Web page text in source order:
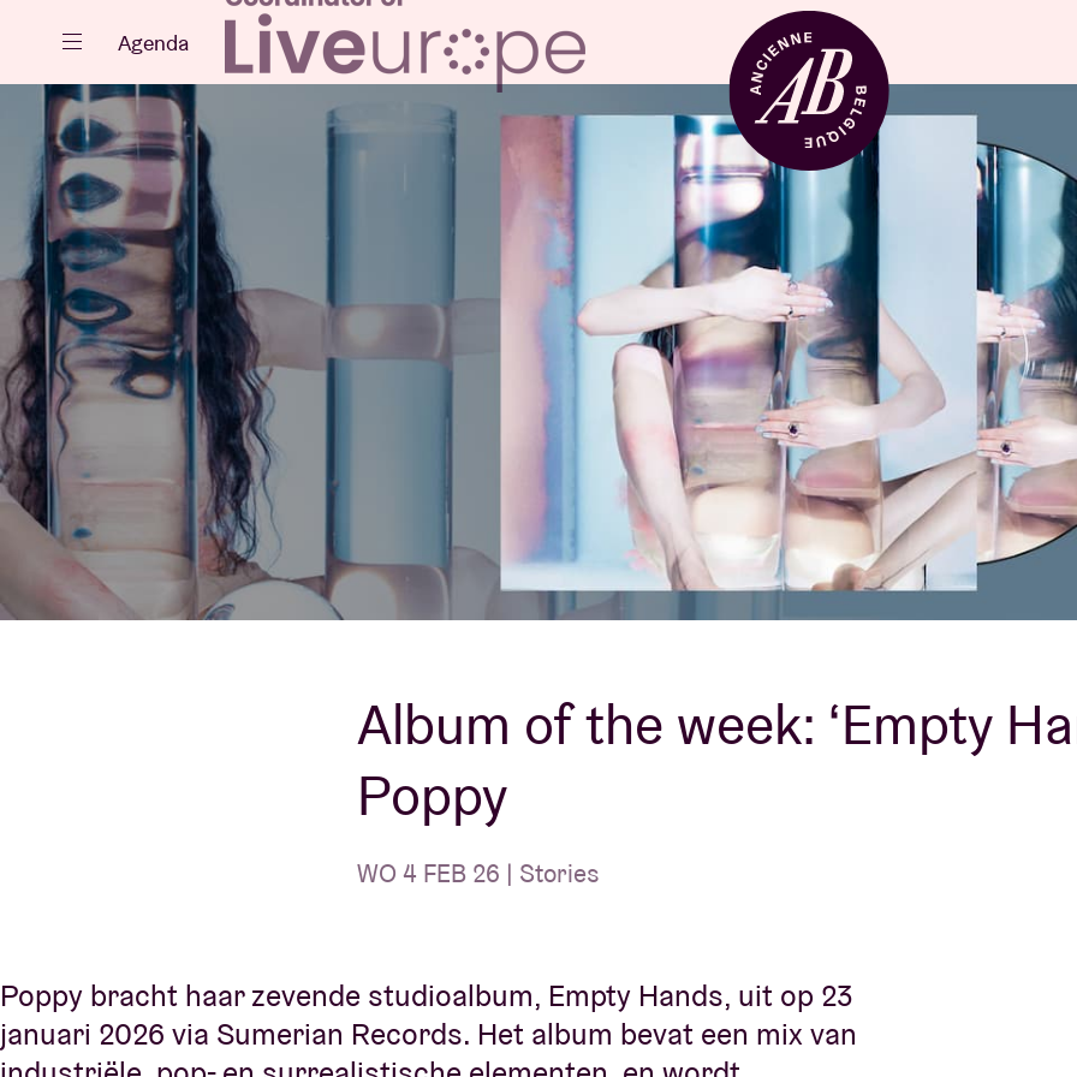
Sluiten
Agenda
Projecten
Nieuws
AB ❤ you
Zaalhuur
BRDCST
ABtv
Over AB
Contact
Agenda
Album of the week: ‘Empty
Poppy
WO 4 FEB 26 | Stories
Poppy bracht haar zevende studioalbum, Empty Hands, uit op 23
januari 2026 via Sumerian Records. Het album bevat een mix van